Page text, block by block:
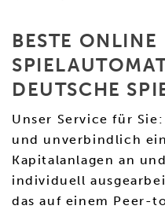
BESTE ONLINE
DEUTSCHE
Unser Service für
und unverbindlich
Kapitalanlagen an
individuell
das auf einem Peer-